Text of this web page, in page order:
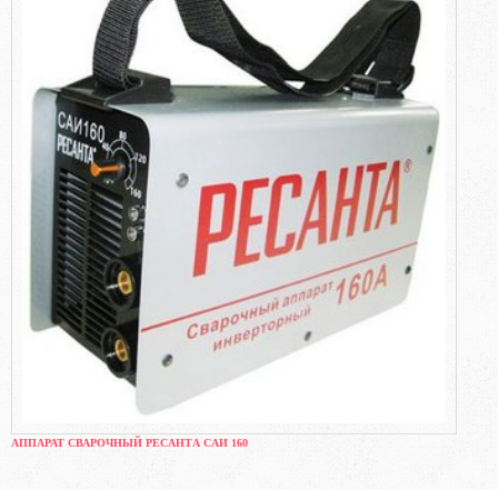
АППАРАТ СВАРОЧНЫЙ РЕСАНТА САИ 160